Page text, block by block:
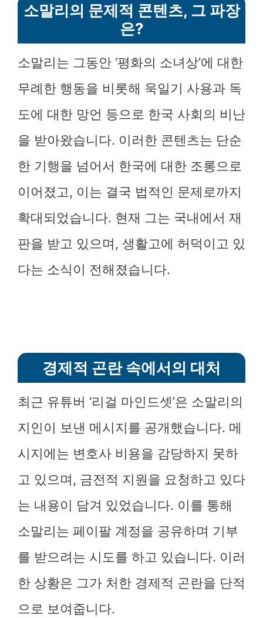
소말리의 문제적 콘텐츠, 그 파장
은?
소말리는 그동안 ‘평화의 소녀상’에 대한
무례한 행동을 비롯해 욱일기 사용과 독
도에 대한 망언 등으로 한국 사회의 비난
을 받아왔습니다. 이러한 콘텐츠는 단순
한 기행을 넘어서 한국에 대한 조롱으로
이어졌고, 이는 결국 법적인 문제로까지
확대되었습니다. 현재 그는 국내에서 재
판을 받고 있으며, 생활고에 허덕이고 있
다는 소식이 전해졌습니다.
경제적 곤란 속에서의 대처
최근 유튜버 ‘리걸 마인드셋’은 소말리의
지인이 보낸 메시지를 공개했습니다. 메
시지에는 변호사 비용을 감당하지 못하
고 있으며, 금전적 지원을 요청하고 있다
는 내용이 담겨 있었습니다. 이를 통해
소말리는 페이팔 계정을 공유하며 기부
를 받으려는 시도를 하고 있습니다. 이러
한 상황은 그가 처한 경제적 곤란을 단적
으로 보여줍니다.